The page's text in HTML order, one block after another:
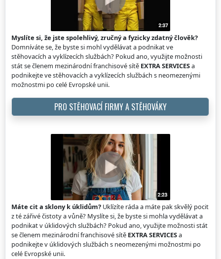
Myslíte si, že jste spolehlivý, zručný a fyzicky zdatný člověk?
Domníváte se, že byste si mohl vydělávat a podnikat ve
stěhovacích a vyklízecích službách? Pokud ano, využijte možnosti
stát se členem mezinárodní franchisové sítě EXTRA SERVICESa
podnikejte ve stěhovacích a vyklízecích službách s neomezenými
možnostmi po celé Evropské unii.
PRO STĚHOVACÍ FIRMY A STĚHOVÁKY
Máte cit a sklony k úklidům? Uklízíte ráda a máte pak skvělý pocit
z té zářivé čistoty a vůně? Myslíte si, že byste si mohla vydělávat a
podnikat v úklidových službách? Pokud ano, využijte možnosti stát
se členem mezinárodní franchisové sítě EXTRA SERVICESa
podnikejte v úklidových službách s neomezenými možnostmi po
celé Evropské unii.